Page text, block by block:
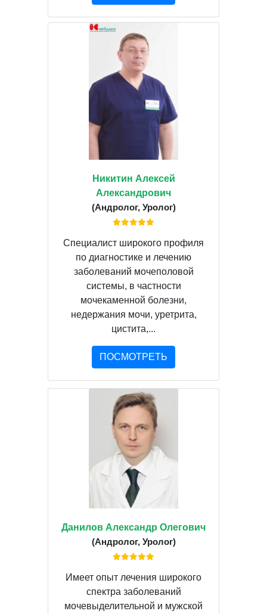
Никитин Алексей
Александрович
(Андролог, Уролог)
Специалист широкого профиля
по диагностике и лечению
заболеваний мочеполовой
системы, в частности
мочекаменной болезни,
недержания мочи, уретрита,
цистита,...
ПОСМОТРЕТЬ
Данилов Александр Олегович
(Андролог, Уролог)
Имеет опыт лечения широкого
спектра заболеваний
мочевыделительной и мужской